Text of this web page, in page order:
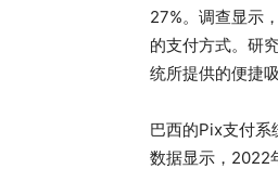
27%。调查显示
的支付方式。研
统所提供的便捷
巴西的Pix支付系
数据显示，2022